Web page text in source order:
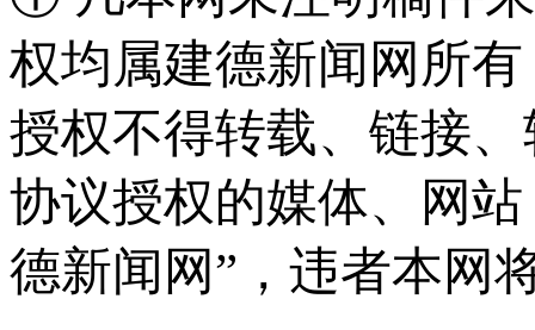
权均属建德新闻网所
授权不得转载、链接
协议授权的媒体、网
德新闻网”，违者本网